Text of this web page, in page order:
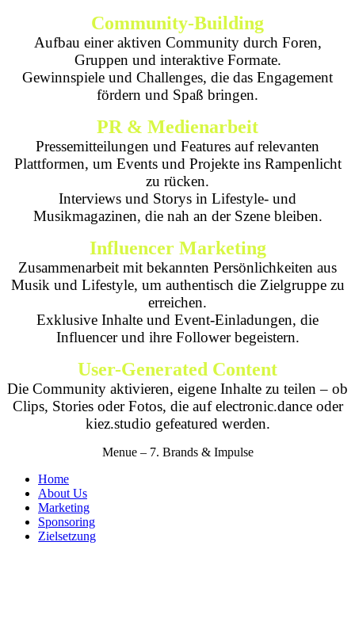
Community-Building
Aufbau einer aktiven Community durch Foren,
Gruppen und interaktive Formate.
Gewinnspiele und Challenges, die das Engagement
fördern und Spaß bringen.
PR & Medienarbeit
Pressemitteilungen und Features auf relevanten
Plattformen, um Events und Projekte ins Rampenlicht
zu rücken.
Interviews und Storys in Lifestyle- und
Musikmagazinen, die nah an der Szene bleiben.
Influencer Marketing
Zusammenarbeit mit bekannten Persönlichkeiten aus
Musik und Lifestyle, um authentisch die Zielgruppe zu
erreichen.
Exklusive Inhalte und Event-Einladungen, die
Influencer und ihre Follower begeistern.
User-Generated Content
Die Community aktivieren, eigene Inhalte zu teilen – ob
Clips, Stories oder Fotos, die auf electronic.dance oder
kiez.studio gefeatured werden.
Menue – 7. Brands & Impulse
Home
About Us
Marketing
Sponsoring
Zielsetzung